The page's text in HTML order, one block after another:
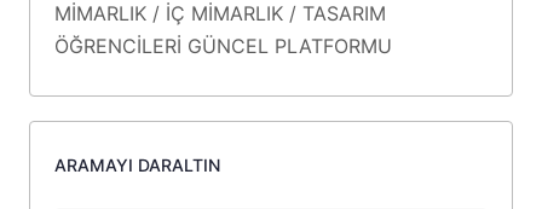
MİMARLIK / İÇ MİMARLIK / TASARIM
ÖĞRENCİLERİ GÜNCEL PLATFORMU
ARAMAYI DARALTIN